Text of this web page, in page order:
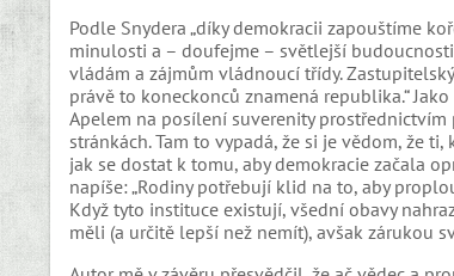
Podle Snydera „díky demokracii zapouštíme
minulosti a – doufejme – světlejší
vládám a zájmům vládnoucí třídy.
právě to koneckonců znamená republika.“
Apelem na posílení suverenity
stránkách. Tam to vypadá, že si je vědom, že
jak se dostat k tomu, aby demokracie začala
napíše: „Rodiny potřebují klid na to, aby
Když tyto instituce existují, všední obavy
měli (a určitě lepší než nemít), avšak zárukou